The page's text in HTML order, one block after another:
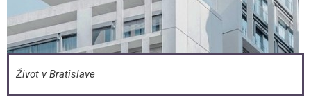
Život v Bratislave